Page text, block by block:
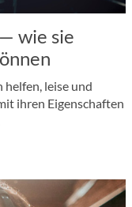
wie sie
leise und
ihren Eigenschaften